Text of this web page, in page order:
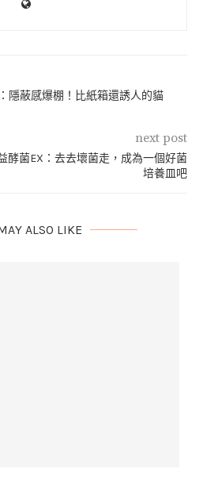
隱蔽感爆棚！比紙箱還誘人的貓
next post
酵菌EX：去去壞菌走，成為一個好菌
培養皿吧
ALSO LIKE